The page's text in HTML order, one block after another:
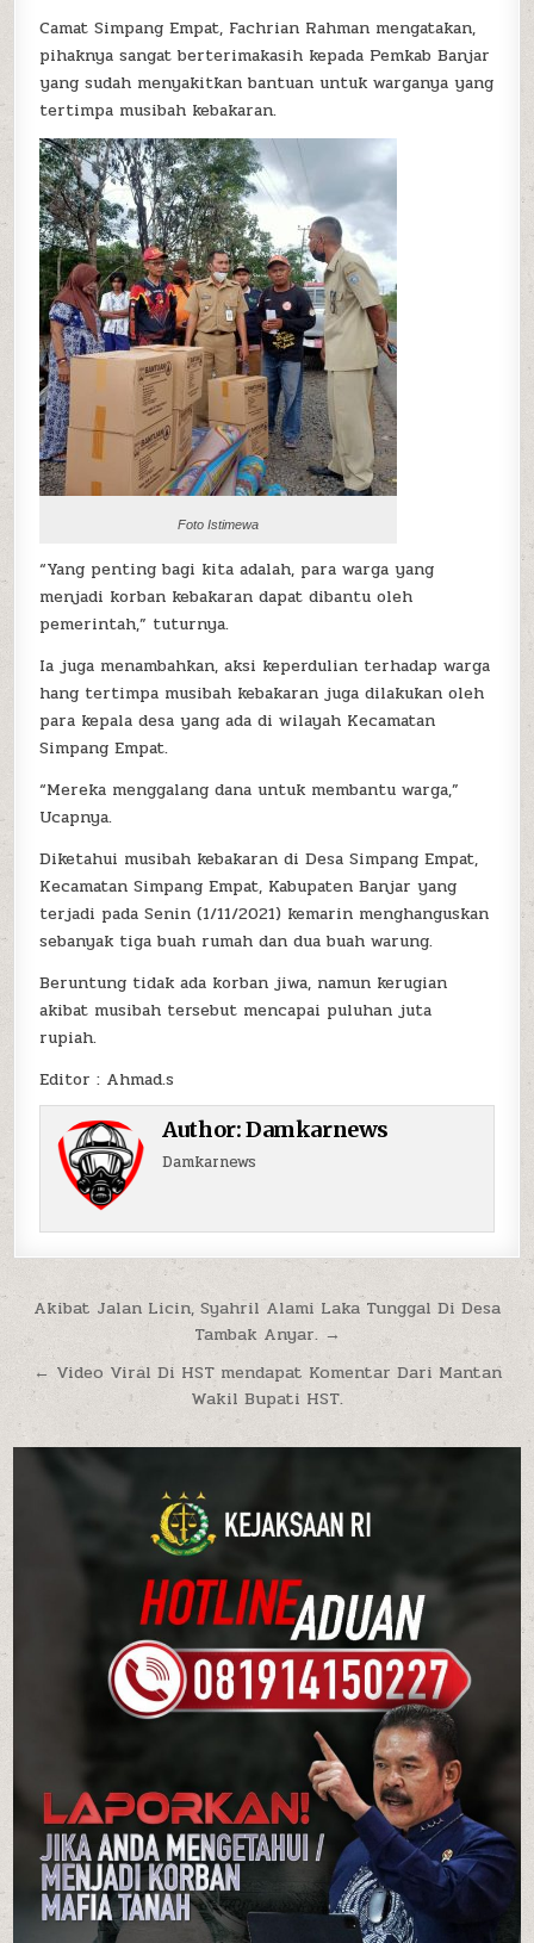
Camat Simpang Empat, Fachrian Rahman mengatakan,
pihaknya sangat berterimakasih kepada Pemkab Banjar
yang sudah menyakitkan bantuan untuk warganya yang
tertimpa musibah kebakaran.
Foto Istimewa
“Yang penting bagi kita adalah, para warga yang
menjadi korban kebakaran dapat dibantu oleh
pemerintah,” tuturnya.
Ia juga menambahkan, aksi keperdulian terhadap warga
hang tertimpa musibah kebakaran juga dilakukan oleh
para kepala desa yang ada di wilayah Kecamatan
Simpang Empat.
“Mereka menggalang dana untuk membantu warga,”
Ucapnya.
Diketahui musibah kebakaran di Desa Simpang Empat,
Kecamatan Simpang Empat, Kabupaten Banjar yang
terjadi pada Senin (1/11/2021) kemarin menghanguskan
sebanyak tiga buah rumah dan dua buah warung.
Beruntung tidak ada korban jiwa, namun kerugian
akibat musibah tersebut mencapai puluhan juta
rupiah.
Editor : Ahmad.s
Author:Damkarnews
Damkarnews
Navigasi pos
Akibat Jalan Licin, Syahril Alami Laka Tunggal Di Desa
Tambak Anyar. →
← Video Viral Di HST mendapat Komentar Dari Mantan
Wakil Bupati HST.